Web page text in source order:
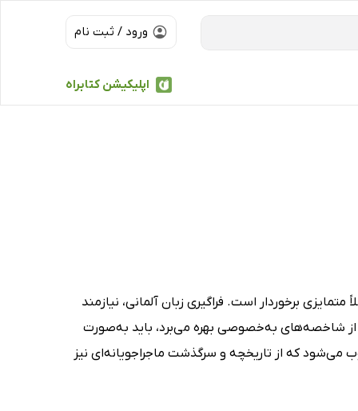
ورود / ثبت نام
اپلیکیشن کتابراه
برخوردار است. فراگیری زبان آلمانی، نیازمند
از شاخصه‌های به‌خصوصی بهره می‌برد، باید به‌صورت
می‌شود که از تاریخچه و سرگذشت ماجراجویانه‌ای نیز